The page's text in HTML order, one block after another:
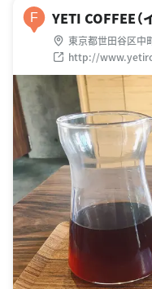
F YETI COFFEE（
東京都世田谷区中
http://